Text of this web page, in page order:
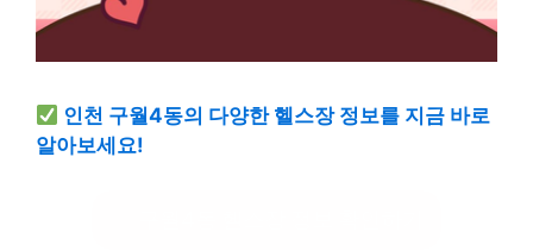
인천 구월4동의 다양한 헬스장 정보를 지금 바로
알아보세요!